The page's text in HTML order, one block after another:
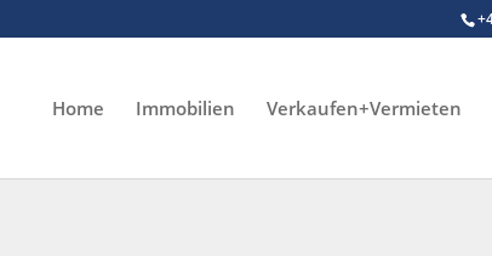
Home Immobilien Verkaufen+Vermieten